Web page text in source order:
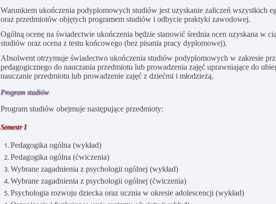
Warunkiem ukończenia podyplomowych studiów jest uzyskanie zaliczeń wszystkich
oraz przedmiotów objętych programem studiów i odbycie praktyki zawodowej.
Ogólną ocenę na świadectwie ukończenia będzie stanowić średnia ocen uzyskana w
studiów oraz ocena z testu końcowego (bez pisania pracy dyplomowej).
Absolwent otrzymuje świadectwo ukończenia studiów podyplomowych w zakresie
pedagogicznego do nauczania przedmiotu lub prowadzenia zajęć uprawniające do
nauczanie przedmiotu lub prowadzenie zajęć z dziećmi i młodzieżą.
Program studiów
Program studiów obejmuje następujące przedmioty:
Semestr I
Pedagogika ogólna (wykład)
Pedagogika ogólna (ćwiczenia)
Wybrane zagadnienia z psychologii ogólnej (wykład)
Wybrane zagadnienia z psychologii ogólnej (ćwiczenia)
Psychologia rozwoju dziecka oraz ucznia w okresie adolescencji (wykład)